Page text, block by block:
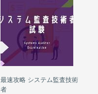
最速攻略 システム監査技術
者